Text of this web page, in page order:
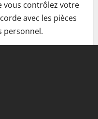
vous contrôlez votre
avec les pièces
personnel.